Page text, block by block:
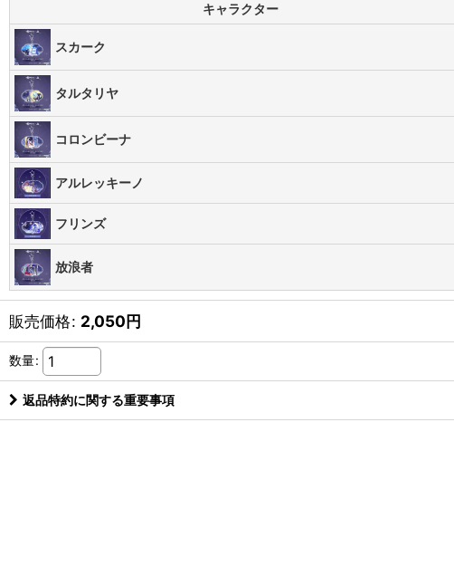
キャラクター
スカーク
タルタリヤ
コロンビーナ
アルレッキーノ
フリンズ
放浪者
販売価格: 2,050円
数量:
返品特約に関する重要事項